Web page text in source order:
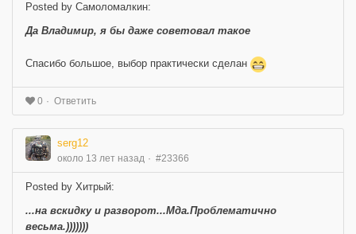
Posted by Самоломалкин:
Да Владимир, я бы даже советовал такое
Спасибо большое, выбор практически сделан
0 Ответить
serg12
около 13 лет назад #23366
Posted by Хитрый:
...на вскидку и разворот...Мда.Проблематично
весьма.)))))))